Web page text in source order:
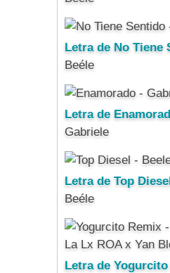
Letra de No Tiene
Beéle
Letra de
Gabriele
Letra de Top
Beéle
Letra de